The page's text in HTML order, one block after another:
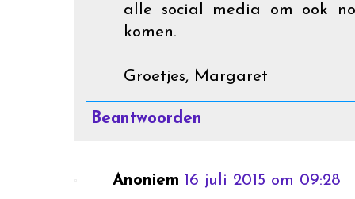
alle social media om ook
komen.
Groetjes, Margaret
Beantwoorden
Anoniem 16 juli 2015 om 09:28